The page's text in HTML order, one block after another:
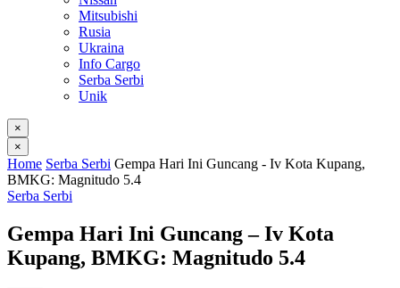
Mitsubishi
Rusia
Ukraina
Info Cargo
Serba Serbi
Unik
×
×
Home Serba Serbi Gempa Hari Ini Guncang - Iv Kota Kupang,
BMKG: Magnitudo 5.4
Serba Serbi
Gempa Hari Ini Guncang – Iv Kota
Kupang, BMKG: Magnitudo 5.4